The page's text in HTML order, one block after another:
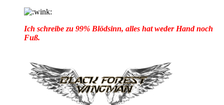
Ich schreibe zu 99% Blödsinn, alles hat weder Hand noch
Fuß.